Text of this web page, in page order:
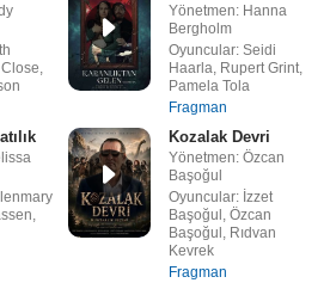
Yönetmen: Hanna
Bergholm
Oyuncular: Seidi
Haarla, Rupert Grint,
Pamela Tola
Fragman
Kozalak Devri
Yönetmen: Özcan
Başoğul
Oyuncular: İzzet
Başoğul, Özcan
Başoğul, Rıdvan
Kevrek
Fragman